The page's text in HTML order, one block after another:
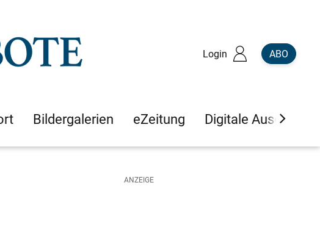
Login ABO
Bildergalerien eZeitung Digitale Ausgaben